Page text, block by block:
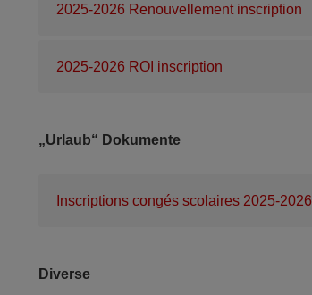
2025-2026 Renouvellement inscription
2025-2026 ROI inscription
„Urlaub“ Dokumente
Inscriptions congés scolaires 2025-2026
Diverse